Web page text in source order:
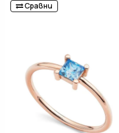
Сравни